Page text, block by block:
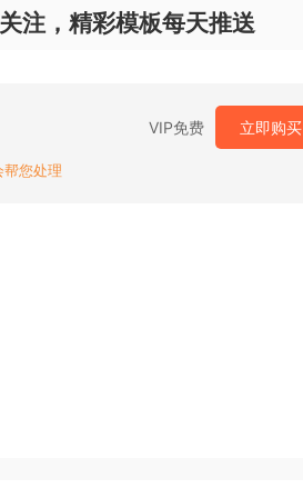
注，精彩模板每天推送
VIP免费 立即购买
您处理